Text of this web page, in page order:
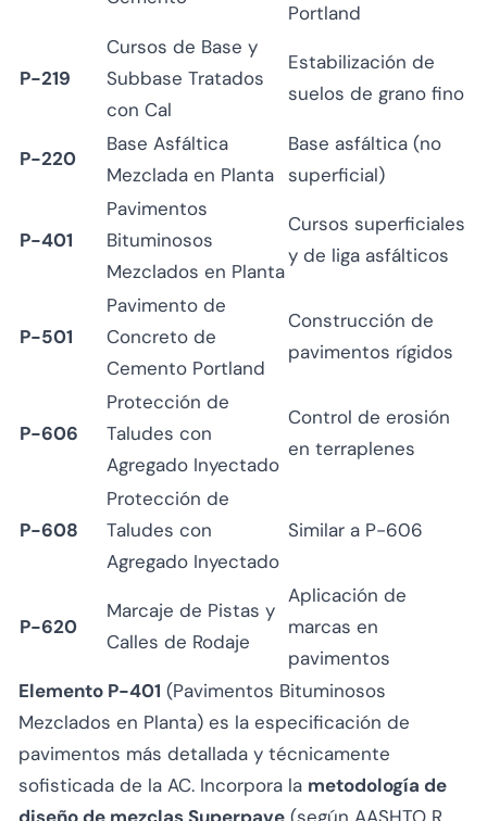
Portland
P-219
Cursos de Base y
Subbase Tratados
con Cal
Estabilización de
suelos de grano fino
P-220
Base Asfáltica
Mezclada en Planta
Base asfáltica (no
superficial)
P-401
Pavimentos
Bituminosos
Mezclados en Planta
Cursos superficiales
y de liga asfálticos
P-501
Pavimento de
Concreto de
Cemento Portland
Construcción de
pavimentos rígidos
P-606
Protección de
Taludes con
Agregado Inyectado
Control de erosión
en terraplenes
P-608
Protección de
Taludes con
Agregado Inyectado
Similar a P-606
P-620
Marcaje de Pistas y
Calles de Rodaje
Aplicación de
marcas en
pavimentos
Elemento P-401 (Pavimentos Bituminosos
Mezclados en Planta) es la especificación de
pavimentos más detallada y técnicamente
sofisticada de la AC. Incorpora la metodología de